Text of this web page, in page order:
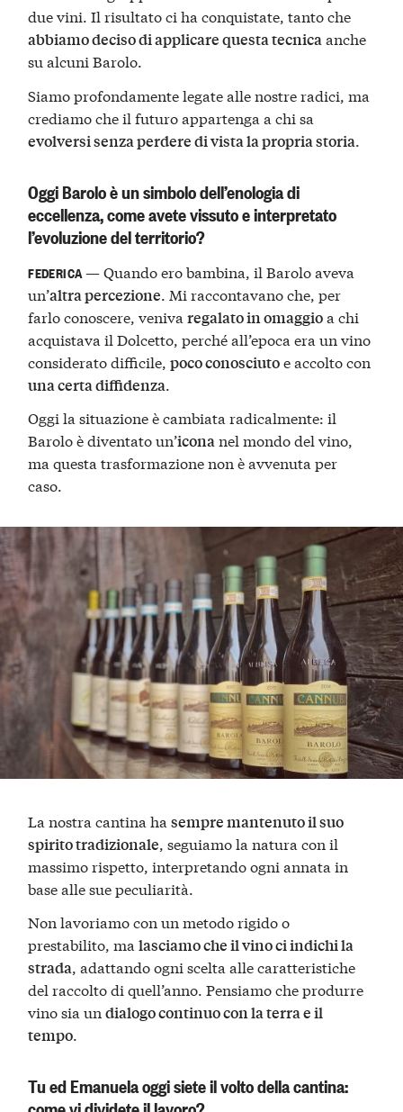
due vini. Il risultato ci ha conquistate, tanto che
abbiamo deciso di applicare questa tecnicaanche
su alcuni Barolo.
Siamo profondamente legate alle nostre radici, ma
crediamo che il futuro appartenga a chi sa
evolversi senza perdere di vista la propria storia.
Oggi Barolo è un simbolo dell’enologia di
eccellenza, come avete vissuto e interpretato
l’evoluzione del territorio?
FEDERICA— Quando ero bambina, il Barolo aveva
un’altra percezione. Mi raccontavano che, per
farlo conoscere, venivaregalato in omaggioa chi
acquistava il Dolcetto, perché all’epoca era un vino
considerato difficile,poco conosciutoe accolto con
una certa diffidenza.
Oggi la situazione è cambiata radicalmente: il
Barolo è diventato un’iconanel mondo del vino,
ma questa trasformazione non è avvenuta per
caso.
La nostra cantina hasempre mantenuto il suo
spirito tradizionale, seguiamo la natura con il
massimo rispetto, interpretando ogni annata in
base alle sue peculiarità.
Non lavoriamo con un metodo rigido o
prestabilito, malasciamo che il vino ci indichi la
strada, adattando ogni scelta alle caratteristiche
del raccolto di quell’anno. Pensiamo che produrre
vino sia undialogo continuo con la terra e il
tempo.
Tu ed Emanuela oggi siete il volto della cantina: